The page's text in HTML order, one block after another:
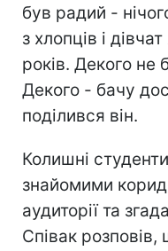
був радий -
з хлопців і
років. Декого не
Декого - бачу
поділився він.
Колишні
знайомими
аудиторії та
Співак розповів,